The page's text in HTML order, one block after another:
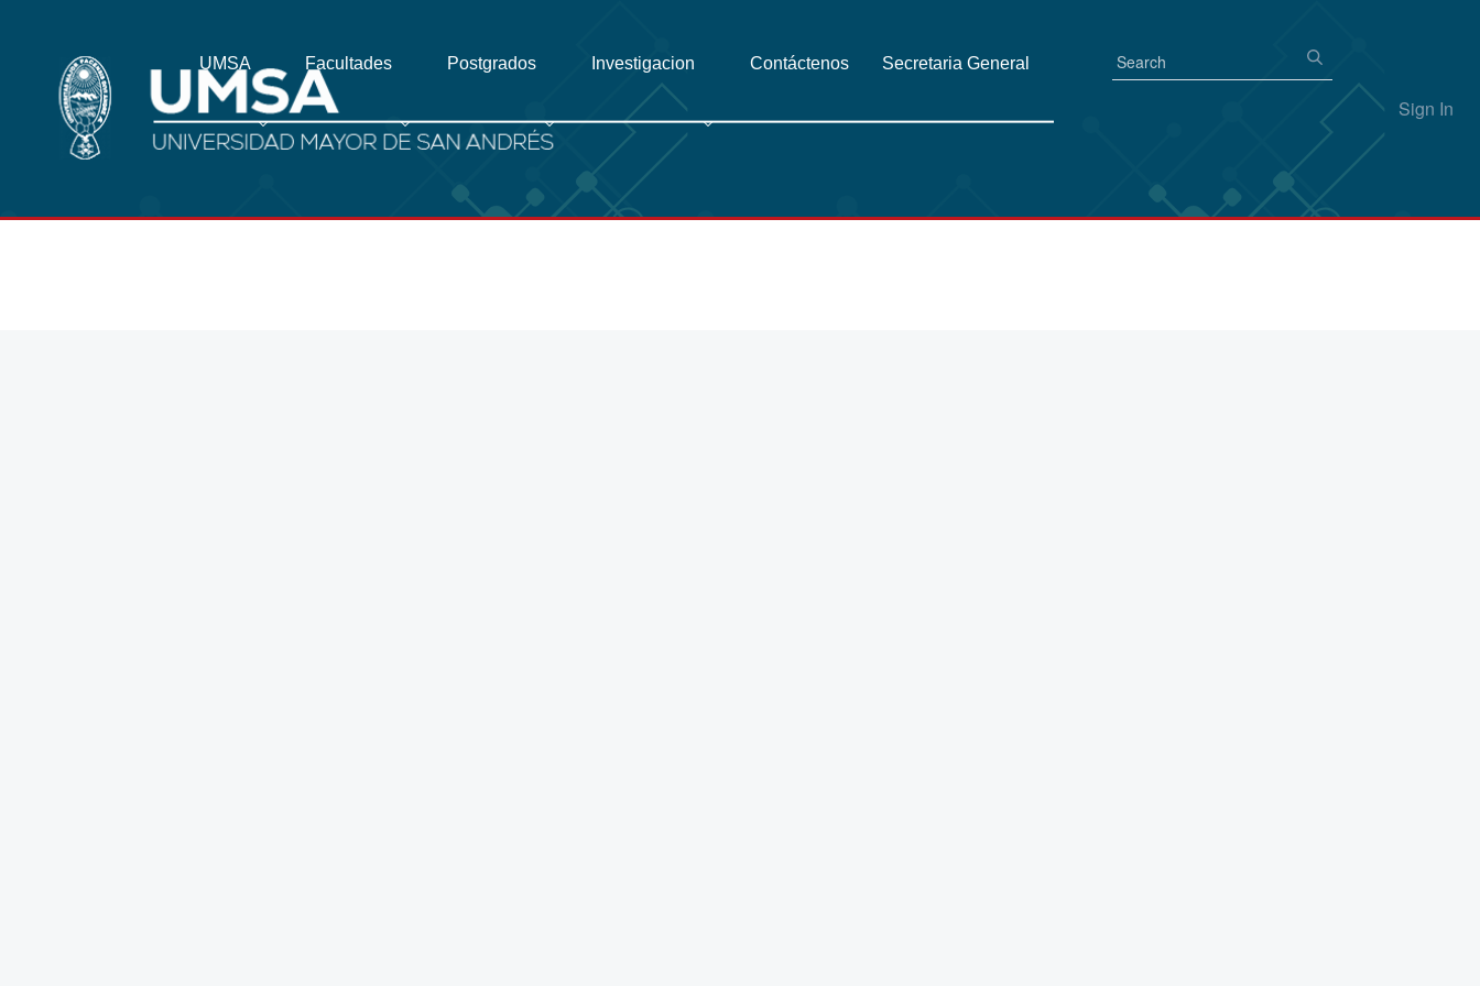
Sign In
UMSA Facultades Postgrados Investigacion Contáctenos Secretaria General